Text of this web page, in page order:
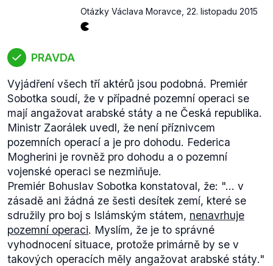
Otázky Václava Moravce 22. listopadu 2015
PRAVDA
Vyjádření všech tří aktérů jsou podobná. Premiér
Sobotka soudí, že v případné pozemní operaci se
mají angažovat arabské státy a ne Česká republika.
Ministr Zaorálek uvedl, že není příznivcem
pozemních operací a je pro dohodu. Federica
Mogherini je rovněž pro dohodu a o pozemní
vojenské operaci se nezmiňuje.
Premiér Bohuslav Sobotka konstatoval, že: "... v
zásadě ani žádná ze šesti desítek zemí, které se
sdružily pro boj s Islámským státem, nenavrhuje
pozemní operaci. Myslím, že je to správné
vyhodnocení situace, protože primárně by se v
takových operacích měly angažovat arabské státy."